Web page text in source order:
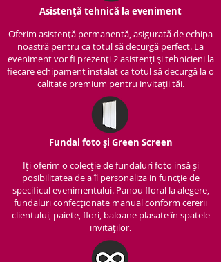
Asistență tehnică la eveniment
Oferim asistență permanentă, asigurată de echipa
noastră pentru ca totul să decurgă perfect. La
eveniment vor fi prezenți 2 asistenți și tehnicieni la
fiecare echipament instalat ca totul să decurgă la o
calitate premium pentru invitații tăi.
Fundal foto și Green Screen
Iți oferim o colecție de fundaluri foto insă și
posibilitatea de a îl personaliza in funcție de
specificul evenimentului. Panou floral la alegere,
fundaluri confecționate manual conform cererii
clientului, paiete, flori, baloane plasate în spatele
invitaților.